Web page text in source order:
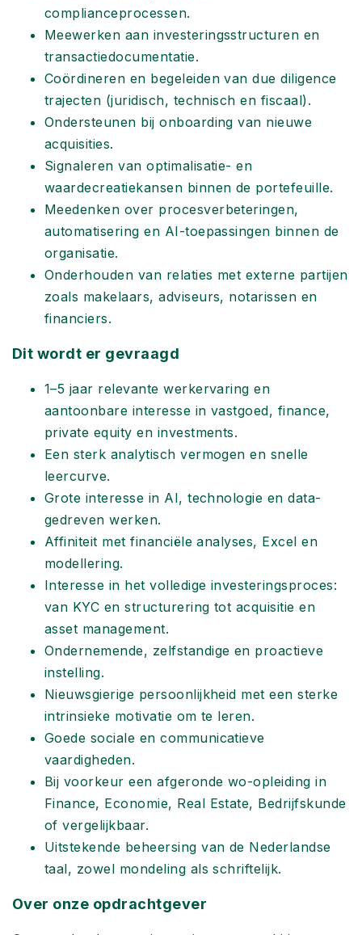
complianceprocessen.
Meewerken aan investeringsstructuren en
transactiedocumentatie.
Coördineren en begeleiden van due diligence
trajecten (juridisch, technisch en fiscaal).
Ondersteunen bij onboarding van nieuwe
acquisities.
Signaleren van optimalisatie- en
waardecreatiekansen binnen de portefeuille.
Meedenken over procesverbeteringen,
automatisering en AI-toepassingen binnen de
organisatie.
Onderhouden van relaties met externe partijen
zoals makelaars, adviseurs, notarissen en
financiers.
Dit wordt er gevraagd
1–5 jaar relevante werkervaring en
aantoonbare interesse in vastgoed, finance,
private equity en investments.
Een sterk analytisch vermogen en snelle
leercurve.
Grote interesse in AI, technologie en data-
gedreven werken.
Affiniteit met financiële analyses, Excel en
modellering.
Interesse in het volledige investeringsproces:
van KYC en structurering tot acquisitie en
asset management.
Ondernemende, zelfstandige en proactieve
instelling.
Nieuwsgierige persoonlijkheid met een sterke
intrinsieke motivatie om te leren.
Goede sociale en communicatieve
vaardigheden.
Bij voorkeur een afgeronde wo-opleiding in
Finance, Economie, Real Estate, Bedrijfskunde
of vergelijkbaar.
Uitstekende beheersing van de Nederlandse
taal, zowel mondeling als schriftelijk.
Over onze opdrachtgever